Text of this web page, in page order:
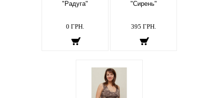
"Радуга"
0 ГРН.
"Сирень"
395 ГРН.